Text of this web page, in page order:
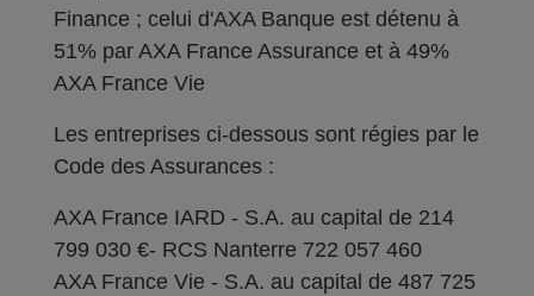
Finance ; celui d'AXA Banque est détenu à
51% par AXA France Assurance et à 49%
AXA France Vie
Les entreprises ci-dessous sont régies par le
Code des Assurances :
AXA France IARD - S.A. au capital de 214
799 030 €- RCS Nanterre 722 057 460
AXA France Vie - S.A. au capital de 487 725